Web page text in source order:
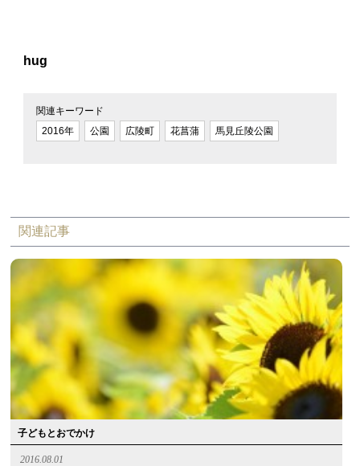
hug
関連キーワード
2016年
公園 広陵町 花菖蒲 馬見丘陵公園
関連記事
子どもとおでかけ
2016.08.01